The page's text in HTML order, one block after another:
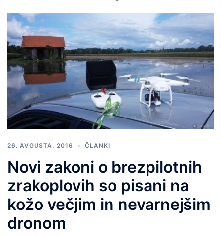
26. AVGUSTA, 2016 ČLANKI
Novi zakoni o brezpilotnih
zrakoplovih so pisani na
kožo večjim in nevarnejšim
dronom